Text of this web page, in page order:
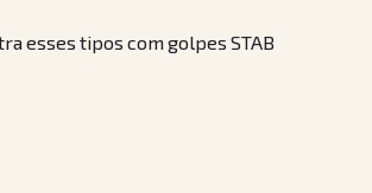
esses tipos com golpes STAB